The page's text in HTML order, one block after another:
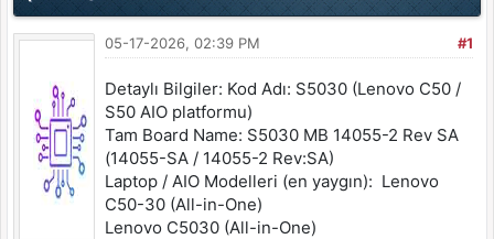
#1
05-17-2026, 02:39 PM
Detaylı Bilgiler: Kod Adı: S5030 (Lenovo C50 /
S50 AIO platformu)
Tam Board Name: S5030 MB 14055-2 Rev SA
(14055-SA / 14055-2 Rev:SA)
Laptop / AIO Modelleri (en yaygın): Lenovo
C50-30 (All-in-One)
Lenovo C5030 (All-in-One)